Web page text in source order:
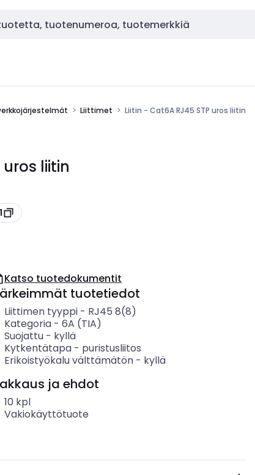
Liittimet Liitin - Cat6A RJ45 STP uros liitin
uros liitin
Katso tuotedokumentit
tuotetiedot
Liittimen tyyppi- RJ45 8(8)
Kategoria- 6A (TIA)
Suojattu- kyllä
Kytkentätapa- puristusliitos
Erikoistyökalu välttämätön- kyllä
ja ehdot
10 kpl
Vakiokäyttötuote